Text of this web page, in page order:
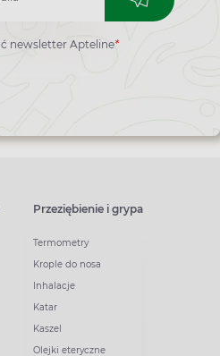
newsletter Apteline*
Przeziębienie i grypa
Termometry
Krople do nosa
Inhalacje
Katar
Kaszel
Olejki eteryczne